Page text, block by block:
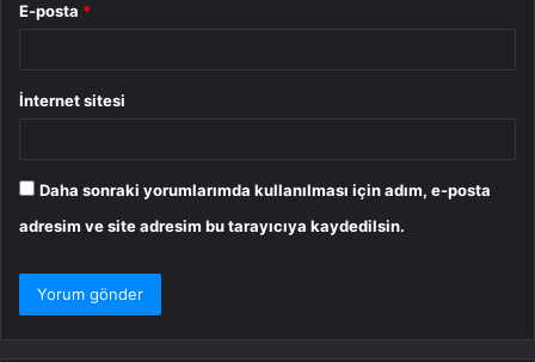
E-posta *
İnternet sitesi
Daha sonraki yorumlarımda kullanılması için adım, e-posta
adresim ve site adresim bu tarayıcıya kaydedilsin.